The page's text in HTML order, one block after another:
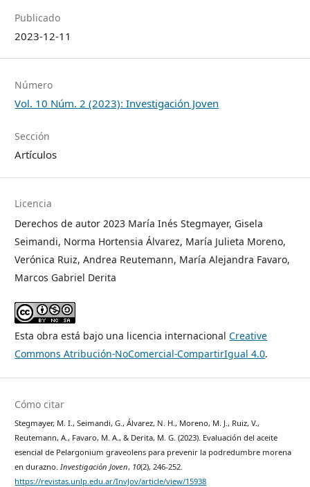
Publicado
2023-12-11
Número
Vol. 10 Núm. 2 (2023): Investigación Joven
Sección
Artículos
Licencia
Derechos de autor 2023 María Inés Stegmayer, Gisela
Seimandi, Norma Hortensia Álvarez, María Julieta Moreno,
Verónica Ruiz, Andrea Reutemann, María Alejandra Favaro,
Marcos Gabriel Derita
Esta obra está bajo una licencia internacionalCreative
Commons Atribución-NoComercial-CompartirIgual 4.0.
Cómo citar
Stegmayer, M. I., Seimandi, G., Álvarez, N. H., Moreno, M. J., Ruiz, V.,
Reutemann, A., Favaro, M. A., & Derita, M. G. (2023). Evaluación del aceite
esencial de Pelargonium graveolens para prevenir la podredumbre morena
en durazno. Investigación Joven, 10(2), 246-252.
https://revistas.unlp.edu.ar/InvJov/article/view/15938